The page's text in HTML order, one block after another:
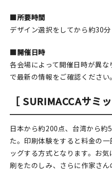
■所要時間
デザイン選択をしてから約30分
■開催日時
各会場によって開催日時が異
で最新の情報をご確認ください。
［ SURIMACCAサミ
日本から約200点、台湾から約
た。印刷体験をすると料金の
ッグする方式となります。お
刷をたのしみ、さらに作家さん